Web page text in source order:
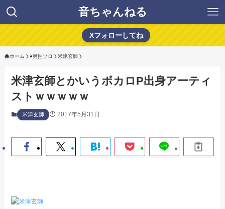
音ちゃんねる
Xフォローしてね
ホーム ●男性ソロ 米津玄師
米津玄師とかいうボカロP出身アーティ
ストｗｗｗｗｗ
米津玄師 2017年5月31日